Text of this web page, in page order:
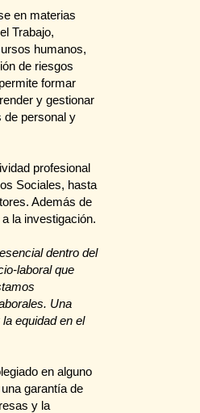
en materias
Trabajo,
humanos,
de riesgos
formar
y gestionar
de personal y
profesional
Sociales, hasta
Además de
la investigación.
dentro del
laboral que
Una
equidad en el
en alguno
garantía de
y la